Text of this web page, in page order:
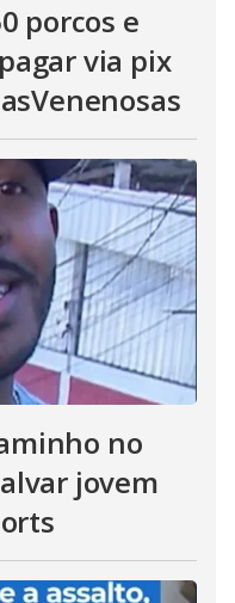
porcos e
via pix
no
jovem